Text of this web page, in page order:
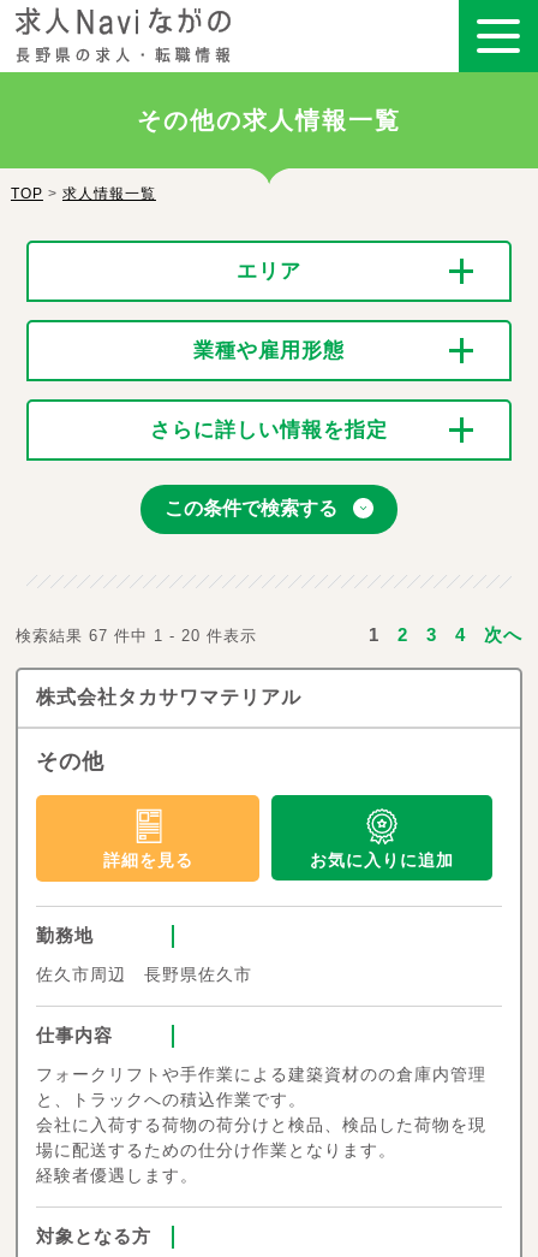
その他の求人情報一覧
TOP > 求人情報一覧
エリア
業種や雇用形態
さらに詳しい情報を指定
この条件で検索する
検索結果 67 件中 1 - 20 件表示 1 2 3 4 次へ
株式会社タカサワマテリアル
その他
詳細を見る お気に入りに追加
勤務地
佐久市周辺 長野県佐久市
仕事内容
フォークリフトや手作業による建築資材のの倉庫内管理
と、トラックへの積込作業です。
会社に入荷する荷物の荷分けと検品、検品した荷物を現
場に配送するための仕分け作業となります。
経験者優遇します。
対象となる方